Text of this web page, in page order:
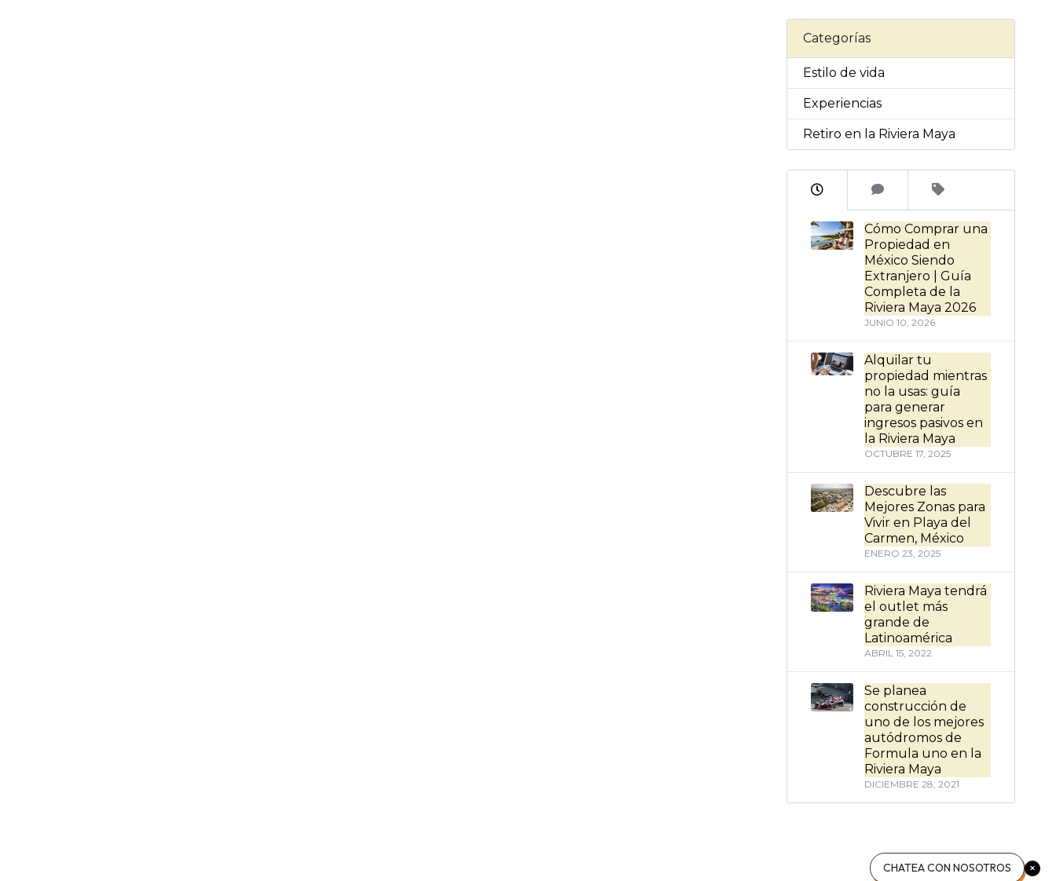
Categorías
Estilo de vida
Experiencias
Retiro en la Riviera Maya
Cómo Comprar una
Propiedad en
México Siendo
Extranjero | Guía
Completa de la
Riviera Maya 2026
JUNIO 10, 2026
Alquilar tu
propiedad mientras
no la usas: guía
para generar
ingresos pasivos en
la Riviera Maya
OCTUBRE 17, 2025
Descubre las
Mejores Zonas para
Vivir en Playa del
Carmen, México
ENERO 23, 2025
Riviera Maya tendrá
el outlet más
grande de
Latinoamérica
ABRIL 15, 2022
Se planea
construcción de
uno de los mejores
autódromos de
Formula uno en la
Riviera Maya
DICIEMBRE 28, 2021
CHATEA CON NOSOTROS